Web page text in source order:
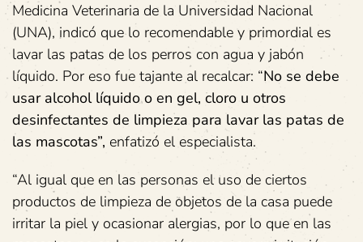
Medicina Veterinaria de la Universidad Nacional
(UNA), indicó que lo recomendable y primordial es
lavar las patas de los perros con agua y jabón
líquido. Por eso fue tajante al recalcar: “No se debe
usar alcohol líquido o en gel, cloro u otros
desinfectantes de limpieza para lavar las patas de
las mascotas”, enfatizó el especialista.
“Al igual que en las personas el uso de ciertos
productos de limpieza de objetos de la casa puede
irritar la piel y ocasionar alergias, por lo que en las